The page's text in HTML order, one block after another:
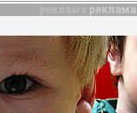
реклама